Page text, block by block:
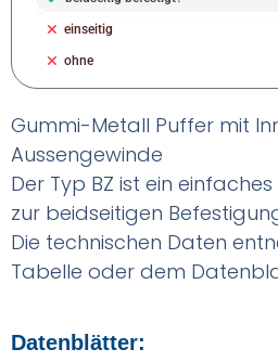
einseitig
ohne
Gummi-Metall Puffer mit
Aussengewinde
Der Typ BZ ist ein
zur beidseitigen
Die technischen Daten
Tabelle oder dem
Datenblätter: